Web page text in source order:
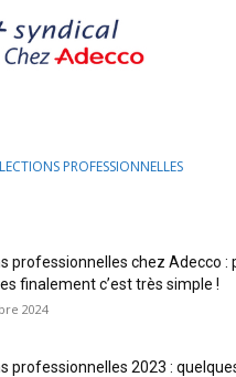
PROFESSIONNELLES
professionnelles chez Adecco :
finalement c’est très simple !
2024
professionnelles 2023 :